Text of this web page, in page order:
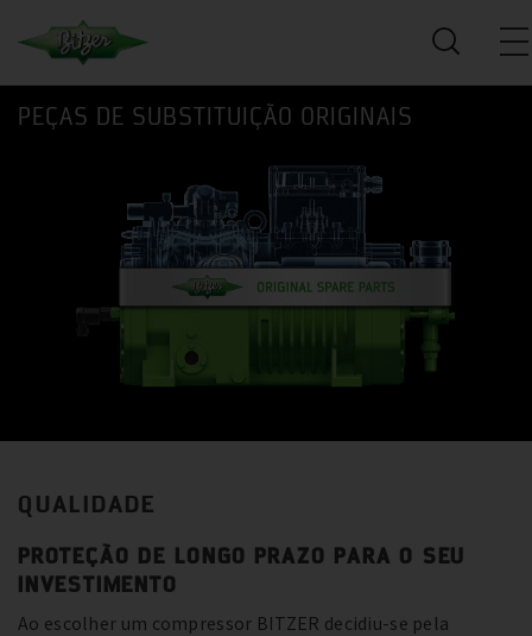
PEÇAS DE SUBSTITUIÇÃO ORIGINAIS
QUALIDADE
PROTEÇÃO DE LONGO PRAZO PARA O SEU
INVESTIMENTO
Ao escolher um compressor BITZER decidiu-se pela